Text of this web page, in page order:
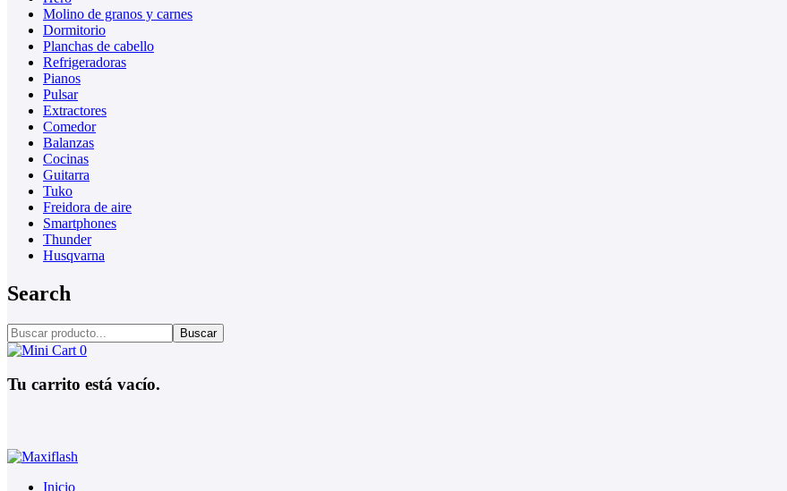
Molino de granos y carnes
Dormitorio
Planchas de cabello
Refrigeradoras
Pianos
Pulsar
Extractores
Comedor
Balanzas
Cocinas
Guitarra
Tuko
Freidora de aire
Smartphones
Thunder
Husqvarna
Search
Buscar
0
Tu carrito está vacío.
Inicio